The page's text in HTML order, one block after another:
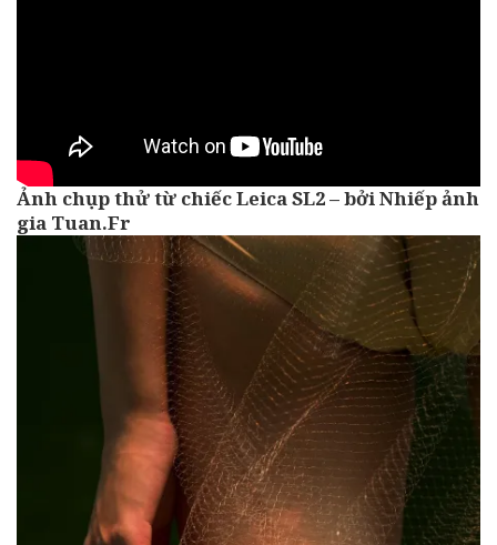
Ảnh chụp thử từ chiếc Leica SL2 – bởi Nhiếp ảnh
gia Tuan.Fr